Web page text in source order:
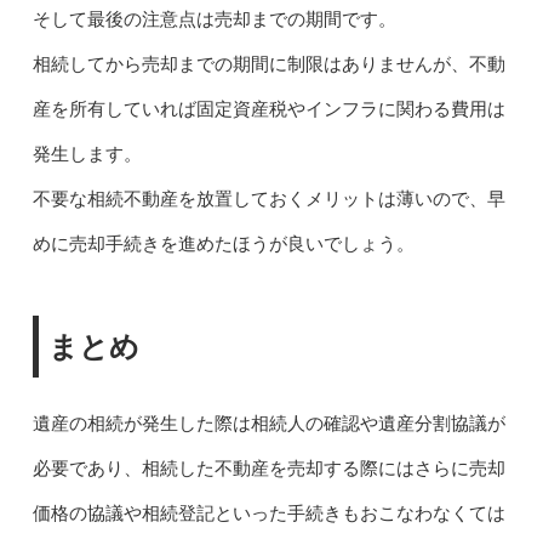
そして最後の注意点は売却までの期間です。
相続してから売却までの期間に制限はありませんが、不動
産を所有していれば固定資産税やインフラに関わる費用は
発生します。
不要な相続不動産を放置しておくメリットは薄いので、早
めに売却手続きを進めたほうが良いでしょう。
まとめ
遺産の相続が発生した際は相続人の確認や遺産分割協議が
必要であり、相続した不動産を売却する際にはさらに売却
価格の協議や相続登記といった手続きもおこなわなくては